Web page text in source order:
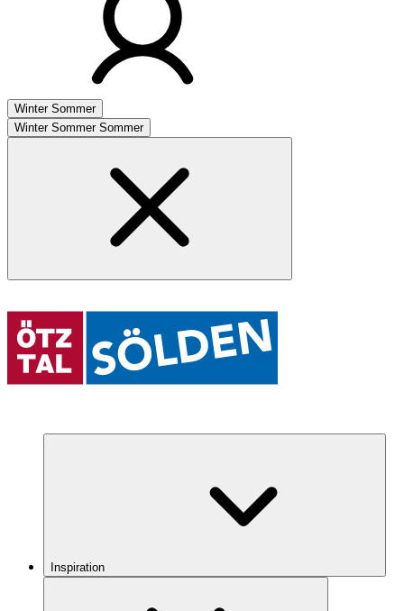
Winter Sommer
Winter Sommer Sommer
Inspiration